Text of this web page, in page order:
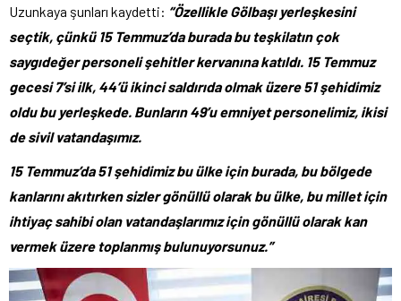
Uzunkaya şunları kaydetti: “Özellikle Gölbaşı yerleşkesini
seçtik, çünkü 15 Temmuz’da burada bu teşkilatın çok
saygıdeğer personeli şehitler kervanına katıldı. 15 Temmuz
gecesi 7’si ilk, 44’ü ikinci saldırıda olmak üzere 51 şehidimiz
oldu bu yerleşkede. Bunların 49’u emniyet personelimiz, ikisi
de sivil vatandaşımız.
15 Temmuz’da 51 şehidimiz bu ülke için burada, bu bölgede
kanlarını akıtırken sizler gönüllü olarak bu ülke, bu millet için
ihtiyaç sahibi olan vatandaşlarımız için gönüllü olarak kan
vermek üzere toplanmış bulunuyorsunuz.”